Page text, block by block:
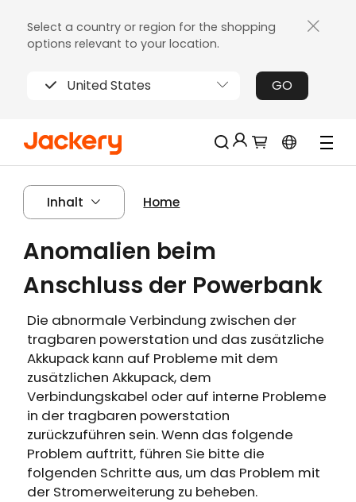
Select a country or region for the shopping
options relevant to your location.
United States GO
Limitierter!
Läuft auf Hochtouren!
Jackery-Mitgliedschaft für mehrere
Vorteile
Registrierung
Kostenloses Geschenk bei Bestellungen
über 2000€
Erhalten Sie regelmäßige Erinnerungen an
die Produktpflege
Erhalten Sie 15% Rabatt, sobald die
Garantie abgelaufen ist
Anmeldung
Benutzerkonto erstellen
Inhalt Home
Anomalien beim
Anschluss der Powerbank
Die abnormale Verbindung zwischen der
tragbaren powerstation und das zusätzliche
Akkupack kann auf Probleme mit dem
zusätzlichen Akkupack, dem
Verbindungskabel oder auf interne Probleme
in der tragbaren powerstation
zurückzuführen sein. Wenn das folgende
Problem auftritt, führen Sie bitte die
folgenden Schritte aus, um das Problem mit
der Stromerweiterung zu beheben.